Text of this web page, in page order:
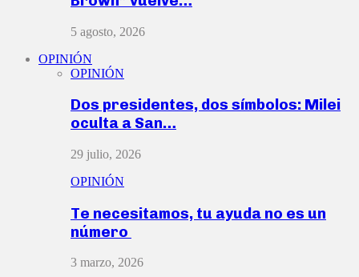
5 agosto, 2026
OPINIÓN
OPINIÓN
Dos presidentes, dos símbolos: Milei
oculta a San…
29 julio, 2026
OPINIÓN
Te necesitamos, tu ayuda no es un
número
3 marzo, 2026